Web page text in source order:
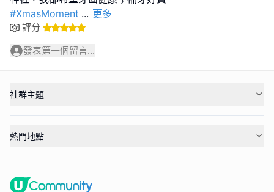
#XmasMoment ... 更多
評分
發表第一個留言...
社群主題
熱門地點